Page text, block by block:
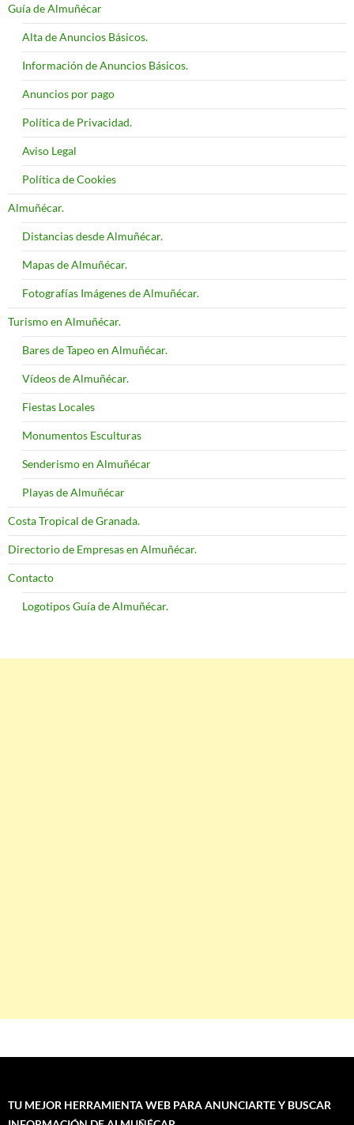
Guía de Almuñécar
Alta de Anuncios Básicos.
Información de Anuncios Básicos.
Anuncios por pago
Política de Privacidad.
Aviso Legal
Política de Cookies
Almuñécar.
Distancias desde Almuñécar.
Mapas de Almuñécar.
Fotografías Imágenes de Almuñécar.
Turismo en Almuñécar.
Bares de Tapeo en Almuñécar.
Vídeos de Almuñécar.
Fiestas Locales
Monumentos Esculturas
Senderismo en Almuñécar
Playas de Almuñécar
Costa Tropical de Granada.
Directorio de Empresas en Almuñécar.
Contacto
Logotipos Guía de Almuñécar.
TU MEJOR HERRAMIENTA WEB PARA ANUNCIARTE Y BUSCAR